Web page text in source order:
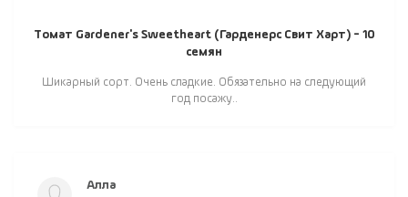
Томат Gardener's Sweetheart (Гарденерс Свит Харт) - 10
семян
Шикарный сорт. Очень сладкие. Обязательно на следующий
год посажу..
Алла